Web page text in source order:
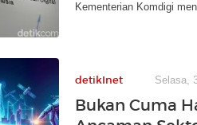
Kementerian Komdigi
detikInet Selasa,
Bukan Cuma